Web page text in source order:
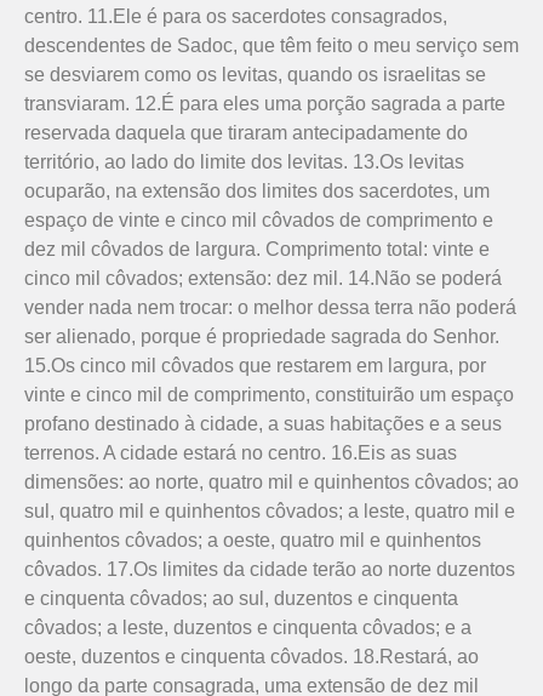
centro. 11.Ele é para os sacerdotes consagrados,
descendentes de Sadoc, que têm feito o meu serviço sem
se desviarem como os levitas, quando os israelitas se
transviaram. 12.É para eles uma porção sagrada a parte
reservada daquela que tiraram antecipadamente do
território, ao lado do limite dos levitas. 13.Os levitas
ocuparão, na extensão dos limites dos sacerdotes, um
espaço de vinte e cinco mil côvados de comprimento e
dez mil côvados de largura. Comprimento total: vinte e
cinco mil côvados; extensão: dez mil. 14.Não se poderá
vender nada nem trocar: o melhor dessa terra não poderá
ser alienado, porque é propriedade sagrada do Senhor.
15.Os cinco mil côvados que restarem em largura, por
vinte e cinco mil de comprimento, constituirão um espaço
profano destinado à cidade, a suas habi­tações e a seus
terrenos. A cidade estará no centro. 16.Eis as suas
dimensões: ao norte, quatro mil e quinhentos côvados; ao
sul, quatro mil e quinhentos côvados; a leste, quatro mil e
quinhentos côvados; a oeste, quatro mil e quinhentos
côvados. 17.Os limites da cidade terão ao norte duzentos
e cinquenta côvados; ao sul, duzentos e cinquenta
côvados; a leste, duzentos e cinquenta côvados; e a
oeste, duzentos e cinquenta côvados. 18.Restará, ao
longo da parte consagrada, uma extensão de dez mil